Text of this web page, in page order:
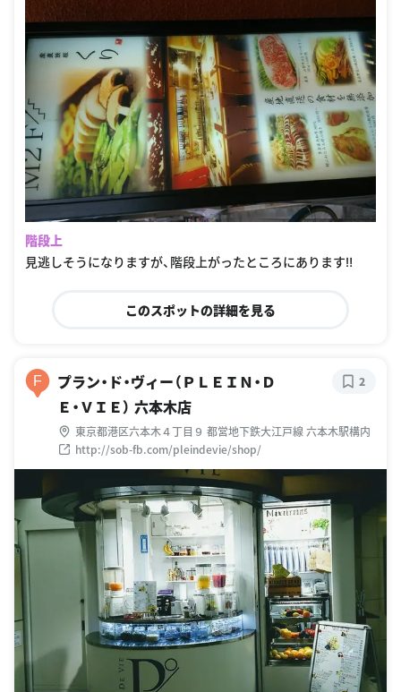
階段上
見逃しそうになりますが、階段上がったところにあります‼
このスポットの詳細を見る
F
プラン・ド・ヴィー（ＰＬＥＩＮ・Ｄ
Ｅ・ＶＩＥ） 六本木店
東京都港区六本木４丁目９ 都営地下鉄大江戸線 六本木駅構内
http://sob-fb.com/pleindevie/shop/
2